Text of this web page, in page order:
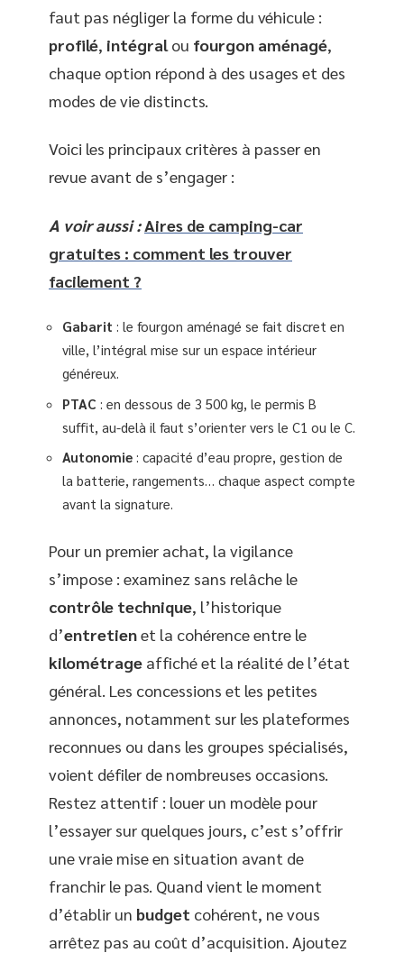
faut pas négliger la forme du véhicule :
profilé, intégral ou fourgon aménagé,
chaque option répond à des usages et des
modes de vie distincts.
Voici les principaux critères à passer en
revue avant de s’engager :
A voir aussi : Aires de camping-car
gratuites : comment les trouver
facilement ?
Gabarit : le fourgon aménagé se fait discret en
ville, l’intégral mise sur un espace intérieur
généreux.
PTAC : en dessous de 3 500 kg, le permis B
suffit, au-delà il faut s’orienter vers le C1 ou le C.
Autonomie : capacité d’eau propre, gestion de
la batterie, rangements… chaque aspect compte
avant la signature.
Pour un premier achat, la vigilance
s’impose : examinez sans relâche le
contrôle technique, l’historique
d’entretienet la cohérence entre le
kilométrage affiché et la réalité de l’état
général. Les concessions et les petites
annonces, notamment sur les plateformes
reconnues ou dans les groupes spécialisés,
voient défiler de nombreuses occasions.
Restez attentif : louer un modèle pour
l’essayer sur quelques jours, c’est s’offrir
une vraie mise en situation avant de
franchir le pas. Quand vient le moment
d’établir un budget cohérent, ne vous
arrêtez pas au coût d’acquisition. Ajoutez